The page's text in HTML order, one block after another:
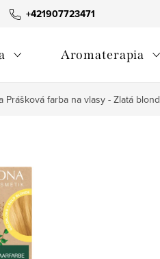
+421907723471
ochrany osobných údajov
Aromaterapia
Prášková farba na vlasy - Zlatá blond